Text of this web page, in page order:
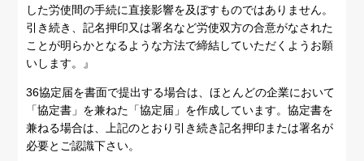
した労使間の手続に直接影響を及ぼすものではありません。
引き続き、記名押印又は署名など労使双方の合意がなされた
ことが明らかとなるような方法で締結していただくようお願
いします。』
36協定届を書面で提出する場合は、ほとんどの企業において
「協定書」を兼ねた「協定届」を作成しています。協定書を
兼ねる場合は、上記のとおり引き続き記名押印または署名が
必要とご認識下さい。